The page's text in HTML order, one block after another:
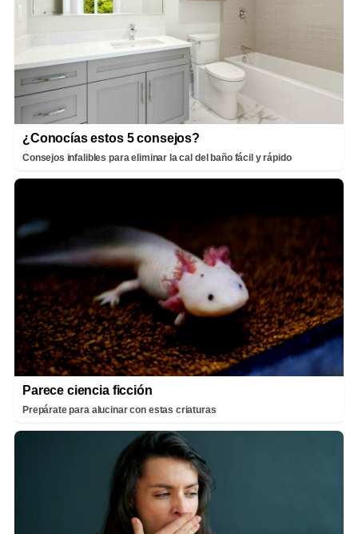
¿Conocías estos 5 consejos?
Consejos infalibles para eliminar la cal del baño fácil y rápido
Parece ciencia ficción
Prepárate para alucinar con estas criaturas